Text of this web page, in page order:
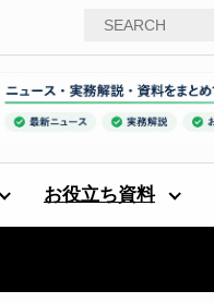
お役立ち資料